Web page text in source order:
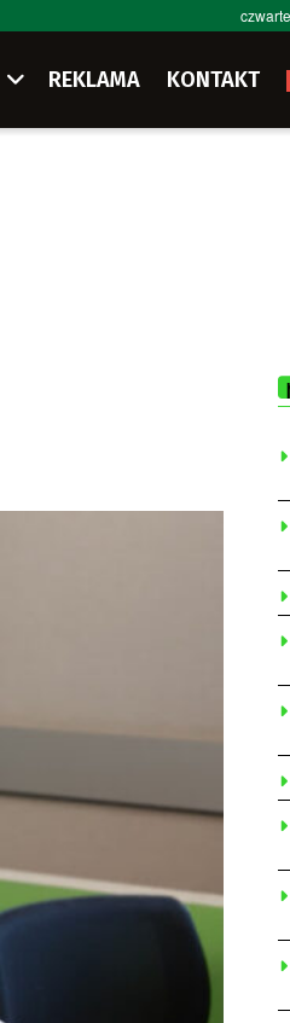
REKLAMA KONTAKT